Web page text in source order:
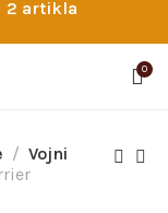
2 artikla
šiframa
0
Vojni